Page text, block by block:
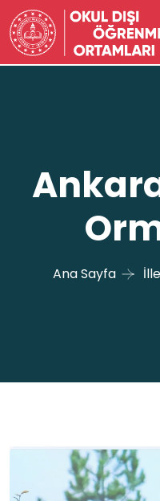
Ana Sayfa